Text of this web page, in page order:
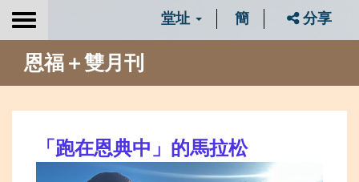
Toggle
堂址 簡 分享
恩福＋雙月刊
「 跑在恩典中」的馬拉松